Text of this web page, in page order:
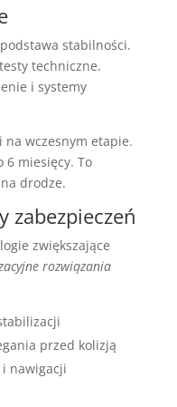
stabilności.
techniczne.
i systemy
wczesnym etapie.
6 miesięcy. To
drodze.
zabezpieczeń
zwiększające
rozwiązania
przed kolizją
i nawigacji